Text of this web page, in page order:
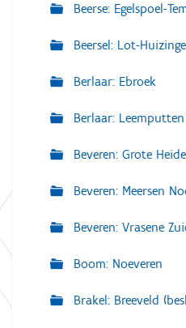
Beerse: Egelspoel-
Beersel: Lot-
Berlaar: Ebroek
Berlaar: Leemputten
Beveren: Grote Heide
Beveren: Meersen
Beveren: Vrasene
Boom: Noeveren
Brakel: Breeveld